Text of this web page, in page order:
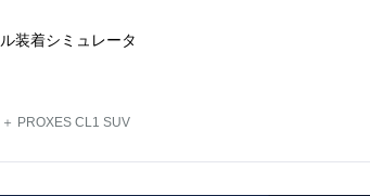
装着シミュレータ
PROXES CL1 SUV